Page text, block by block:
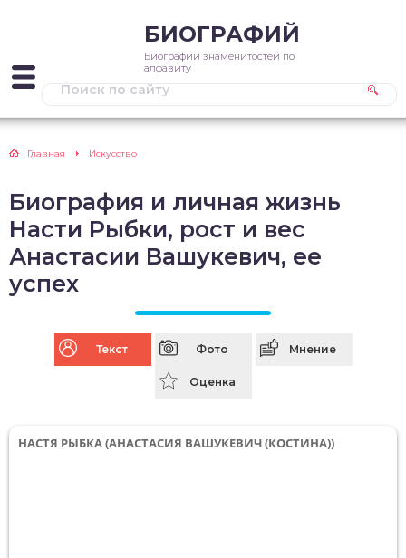
БИОГРАФИЙ
Биографии знаменитостей по
алфавиту
Главная Искусство
Биография и личная жизнь
Насти Рыбки, рост и вес
Анастасии Вашукевич, ее
успех
Текст Фото Мнение
Оценка
НАСТЯ РЫБКА (АНАСТАСИЯ ВАШУКЕВИЧ (КОСТИНА))